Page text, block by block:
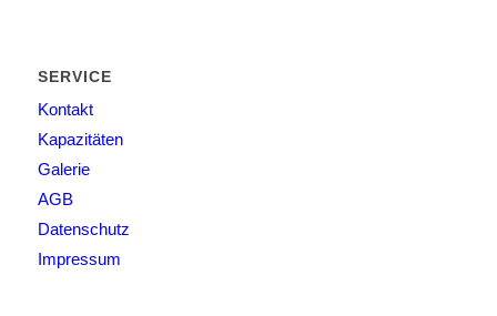
SERVICE
Kontakt
Kapazitäten
Galerie
AGB
Datenschutz
Impressum